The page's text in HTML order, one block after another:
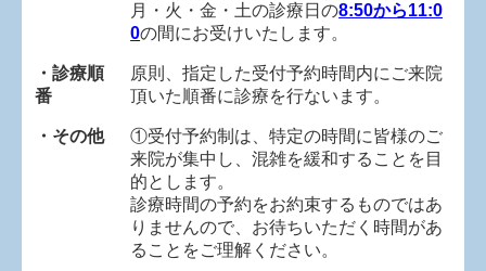
月・火・金・土の診療日の8:50から11:0
0の間にお受けいたします。
・診療順
番
原則、指定した受付予約時間内にご来院
頂いた順番に診療を行ないます。
・その他
①受付予約制は、特定の時間に皆様のご
来院が集中し、混雑を緩和することを目
的とします。
診療時間の予約をお約束するものではあ
りませんので、お待ちいただく時間があ
ることをご理解ください。